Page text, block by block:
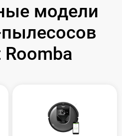
модели
Roomba